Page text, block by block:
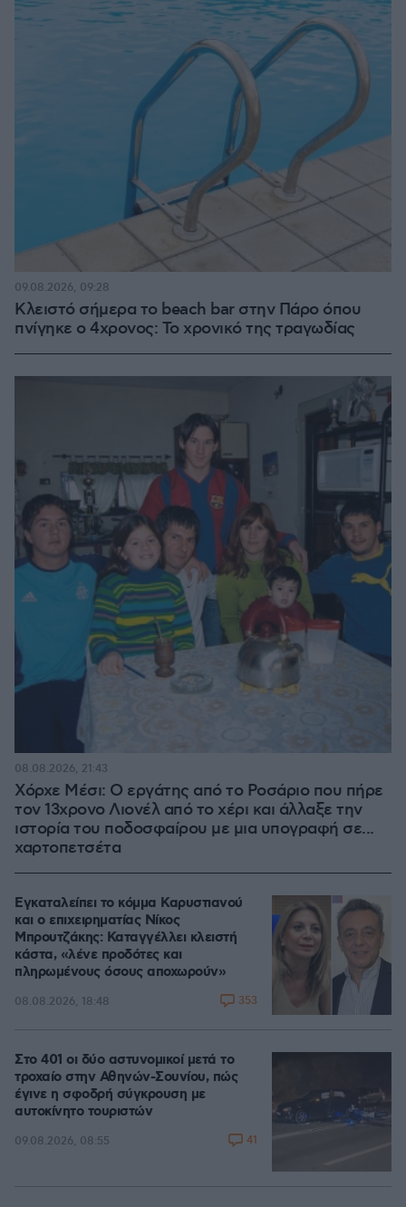
Κλειστό σήμερα το beach bar στην Πάρο όπου
πνίγηκε ο 4χρονος: Το χρονικό της τραγωδίας
09.08.2026, 09:28
Χόρχε Μέσι: Ο εργάτης από το Ροσάριο που πήρε
τον 13χρονο Λιονέλ από το χέρι και άλλαξε την
ιστορία του ποδοσφαίρου με μια υπογραφή σε...
χαρτοπετσέτα
08.08.2026, 21:43
Εγκαταλείπει το κόμμα Καρυστιανού
και ο επιχειρηματίας Νίκος
Μπρουτζάκης: Καταγγέλλει κλειστή
κάστα, «λένε προδότες και
πληρωμένους όσους αποχωρούν»
08.08.2026, 18:48 353
Στο 401 οι δύο αστυνομικοί μετά το
τροχαίο στην Αθηνών-Σουνίου, πώς
έγινε η σφοδρή σύγκρουση με
αυτοκίνητο τουριστών
09.08.2026, 08:55 41